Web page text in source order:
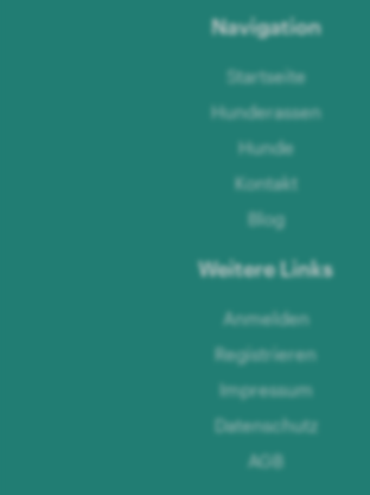
Navigation
Startseite
Hunderassen
Hunde
Kontakt
Blog
Weitere Links
Anmelden
Registrieren
Impressum
Datenschutz
AGB